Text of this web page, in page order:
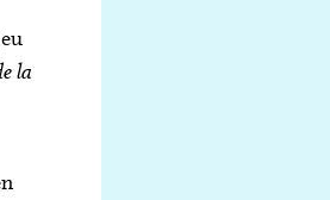
la